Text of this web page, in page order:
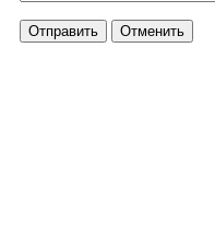
Отправить Отменить